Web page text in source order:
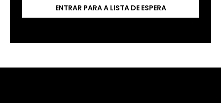
ENTRAR PARA A LISTA DE ESPERA